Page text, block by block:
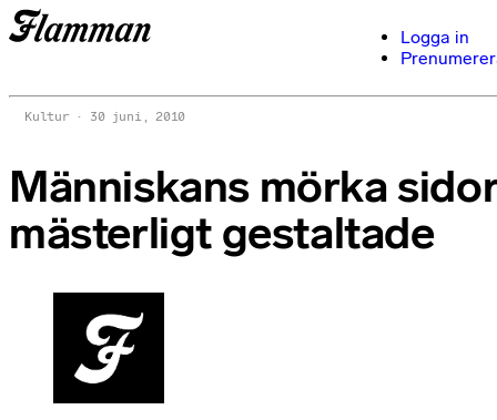
Logga in
Kultur 30 juni, 2010
Människans mörka
mästerligt gestaltade